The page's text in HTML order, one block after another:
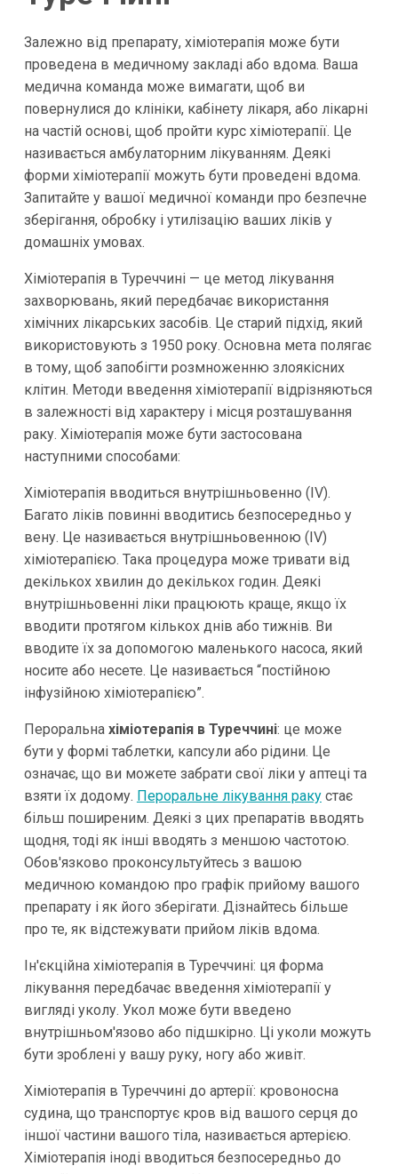
Залежно від препарату, хіміотерапія може бути
проведена в медичному закладі або вдома. Ваша
медична команда може вимагати, щоб ви
повернулися до клініки, кабінету лікаря, або лікарні
на частій основі, щоб пройти курс хіміотерапії. Це
називається амбулаторним лікуванням. Деякі
форми хіміотерапії можуть бути проведені вдома.
Запитайте у вашої медичної команди про безпечне
зберігання, обробку і утилізацію ваших ліків у
домашніх умовах.
Хіміотерапія в Туреччині — це метод лікування
захворювань, який передбачає використання
хімічних лікарських засобів. Це старий підхід, який
використовують з 1950 року. Основна мета полягає
в тому, щоб запобігти розмноженню злоякісних
клітин. Методи введення хіміотерапії відрізняються
в залежності від характеру і місця розташування
раку. Хіміотерапія може бути застосована
наступними способами:
Хіміотерапія вводиться внутрішньовенно (IV).
Багато ліків повинні вводитись безпосередньо у
вену. Це називається внутрішньовенною (IV)
хіміотерапією. Така процедура може тривати від
декількох хвилин до декількох годин. Деякі
внутрішньовенні ліки працюють краще, якщо їх
вводити протягом кількох днів або тижнів. Ви
вводите їх за допомогою маленького насоса, який
носите або несете. Це називається “постійною
інфузійною хіміотерапією”.
Пероральна хіміотерапія в Туреччині: це може
бути у формі таблетки, капсули або рідини. Це
означає, що ви можете забрати свої ліки у аптеці та
взяти їх додому. Пероральне лікування ракустає
більш поширеним. Деякі з цих препаратів вводять
щодня, тоді як інші вводять з меншою частотою.
Обов'язково проконсультуйтесь з вашою
медичною командою про графік прийому вашого
препарату і як його зберігати. Дізнайтесь більше
про те, як відстежувати прийом ліків вдома.
Ін'єкційна хіміотерапія в Туреччині: ця форма
лікування передбачає введення хіміотерапії у
вигляді уколу. Укол може бути введено
внутрішньом'язово або підшкірно. Ці уколи можуть
бути зроблені у вашу руку, ногу або живіт.
Хіміотерапія в Туреччині до артерії: кровоносна
судина, що транспортує кров від вашого серця до
іншої частини вашого тіла, називається артерією.
Хіміотерапія іноді вводиться безпосередньо до